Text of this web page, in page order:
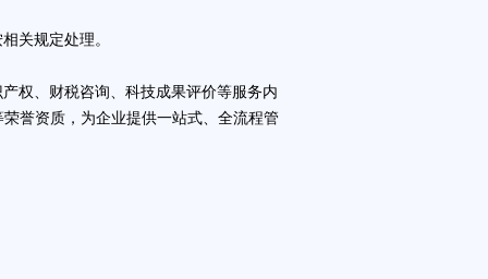
关规定处理。
权、财税咨询、 科技成果评价等服务内
荣誉资质，为企业提供一站式、全流程管